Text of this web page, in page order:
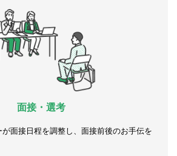
面接・選考
面接日程を調整し、面接前後のお手伝を